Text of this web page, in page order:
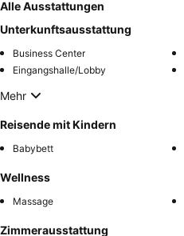
Alle Ausstattungen
Unterkunftsausstattung
Business Center
Eingangshalle/Lobby
Mehr
Reisende mit Kindern
Babybett
Wellness
Massage
Zimmerausstattung